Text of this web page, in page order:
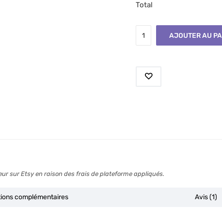
Total
AJOUTER AU
sur Etsy en raison des frais de plateforme appliqués.
complémentaires Avis (1)